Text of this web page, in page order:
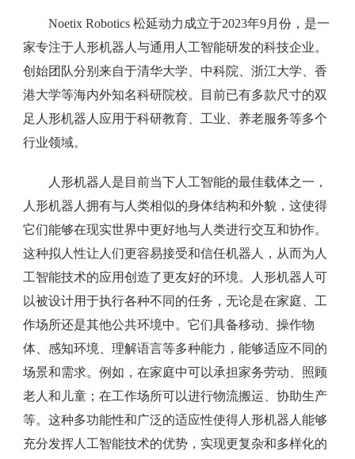
Noetix Robotics 松延动力成立于2023年9月份，是一
家专注于人形机器人与通用人工智能研发的科技企业。
创始团队分别来自于清华大学、中科院、浙江大学、香
港大学等海内外知名科研院校。目前已有多款尺寸的双
足人形机器人应用于科研教育、工业、养老服务等多个
行业领域。
人形机器人是目前当下人工智能的最佳载体之一，
人形机器人拥有与人类相似的身体结构和外貌，这使得
它们能够在现实世界中更好地与人类进行交互和协作。
这种拟人性让人们更容易接受和信任机器人，从而为人
工智能技术的应用创造了更友好的环境。人形机器人可
以被设计用于执行各种不同的任务，无论是在家庭、工
作场所还是其他公共环境中。它们具备移动、操作物
体、感知环境、理解语言等多种能力，能够适应不同的
场景和需求。例如，在家庭中可以承担家务劳动、照顾
老人和儿童；在工作场所可以进行物流搬运、协助生产
等。这种多功能性和广泛的适应性使得人形机器人能够
充分发挥人工智能技术的优势，实现更复杂和多样化的